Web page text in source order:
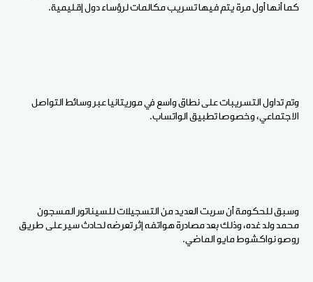
كما أنها أول مرة يتم فيها تسريب مكالمات لرؤساء دول إقليمية.
وتم تداول التسريبات على نطاق واسع في موريتانيا عبر وسائط التواصل
الاجتماعي، وخصوصا تطبيق الواتساب.
وسبق للحكومة أن سربت العديد من التسجيلات للسيناتور المسجون
محمد ولد غده، وذلك بعد مصادرة هواتفه إثر تعرضه لحادث سير على طريق
روصو نواكشوط مايو الماضي.